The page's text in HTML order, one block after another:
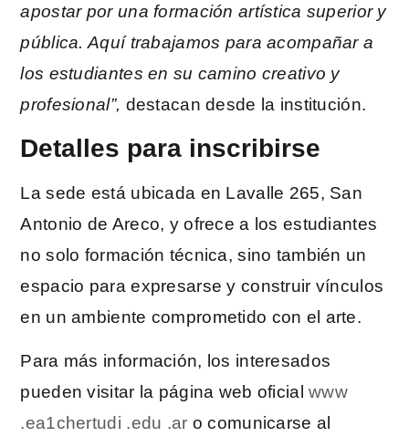
apostar por una formación artística superior y
pública. Aquí trabajamos para acompañar a
los estudiantes en su camino creativo y
profesional”, destacan desde la institución.
Detalles para inscribirse
La sede está ubicada en Lavalle 265, San
Antonio de Areco, y ofrece a los estudiantes
no solo formación técnica, sino también un
espacio para expresarse y construir vínculos
en un ambiente comprometido con el arte.
Para más información, los interesados ​​
pueden visitar la página web oficialwww
.ea1chertudi .edu .ar o comunicarse al